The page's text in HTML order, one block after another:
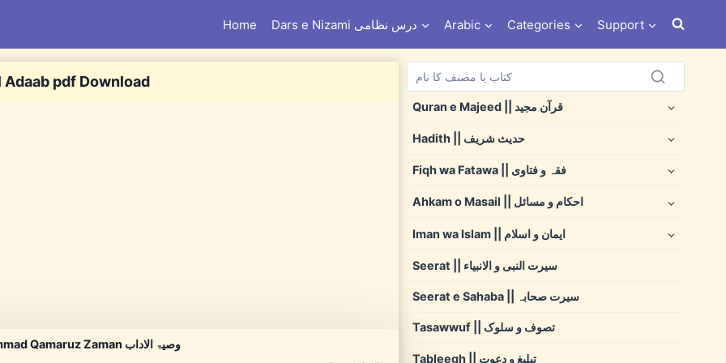
Home Dars e Nizami درس نظامی Arabic Categories Support
pdf Download
Wasiyat ul Adaab By Maulana Muhammad Qamaruz Zaman وصیۃ الاداب
Quran e Majeed || قرآن مجید
Hadith || حدیث شریف
Fiqh wa Fatawa || فقہ و فتاوی
Ahkam o Masail || احکام و مسائل
Iman wa Islam || ایمان و اسلام
Seerat || سیرت النبی و الانبیاء
Seerat e Sahaba || سیرت صحابہ
Tasawwuf || تصوف و سلوک
Tableegh || تبلیغ و دعوت